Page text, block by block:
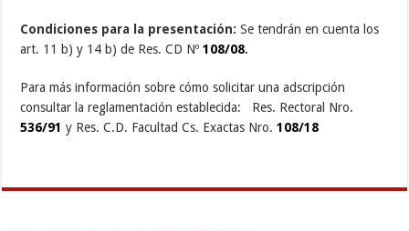
Condiciones para la presentación:Se tendrán en cuenta los
art. 11 b) y 14 b) de Res. CD Nº108/08.
Para más información sobre cómo solicitar una adscripción
consultar la reglamentación establecida: Res. Rectoral Nro.
536/91 y Res. C.D. Facultad Cs. Exactas Nro.108/18